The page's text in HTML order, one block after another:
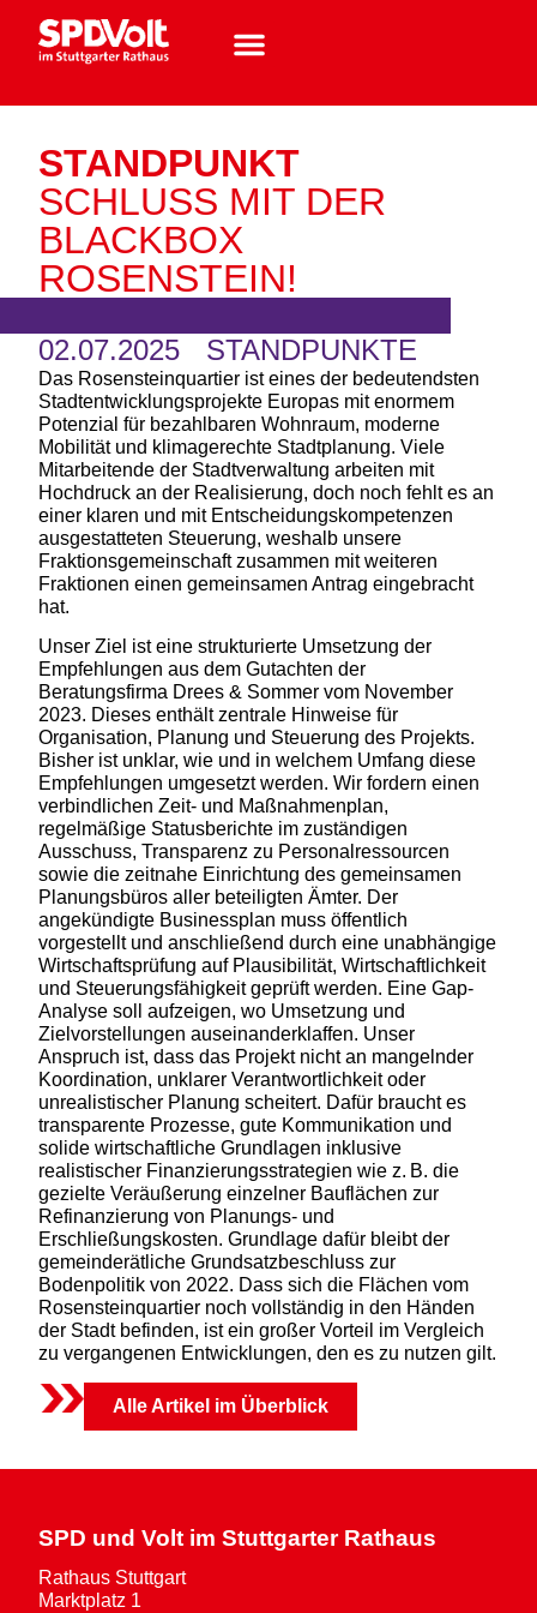
STANDPUNKT
SCHLUSS MIT DER
BLACKBOX
ROSENSTEIN!
02.07.2025 STANDPUNKTE
Das Rosensteinquartier ist eines der bedeutendsten
Stadtentwicklungsprojekte Europas mit enormem
Potenzial für bezahlbaren Wohnraum, moderne
Mobilität und klimagerechte Stadtplanung. Viele
Mitarbeitende der Stadtverwaltung arbeiten mit
Hochdruck an der Realisierung, doch noch fehlt es an
einer klaren und mit Entscheidungskompetenzen
ausgestatteten Steuerung, weshalb unsere
Fraktionsgemeinschaft zusammen mit weiteren
Fraktionen einen gemeinsamen Antrag eingebracht
hat.
Unser Ziel ist eine strukturierte Umsetzung der
Empfehlungen aus dem Gutachten der
Beratungsfirma Drees & Sommer vom November
2023. Dieses enthält zentrale Hinweise für
Organisation, Planung und Steuerung des Projekts.
Bisher ist unklar, wie und in welchem Umfang diese
Empfehlungen umgesetzt werden. Wir fordern einen
verbindlichen Zeit- und Maßnahmenplan,
regelmäßige Statusberichte im zuständigen
Ausschuss, Transparenz zu Personalressourcen
sowie die zeitnahe Einrichtung des gemeinsamen
Planungsbüros aller beteiligten Ämter. Der
angekündigte Businessplan muss öffentlich
vorgestellt und anschließend durch eine unabhängige
Wirtschaftsprüfung auf Plausibilität, Wirtschaftlichkeit
und Steuerungsfähigkeit geprüft werden. Eine Gap-
Analyse soll aufzeigen, wo Umsetzung und
Zielvorstellungen auseinanderklaffen. Unser
Anspruch ist, dass das Projekt nicht an mangelnder
Koordination, unklarer Verantwortlichkeit oder
unrealistischer Planung scheitert. Dafür braucht es
transparente Prozesse, gute Kommunikation und
solide wirtschaftliche Grundlagen inklusive
realistischer Finanzierungsstrategien wie z. B. die
gezielte Veräußerung einzelner Bauflächen zur
Refinanzierung von Planungs- und
Erschließungskosten. Grundlage dafür bleibt der
gemeinderätliche Grundsatzbeschluss zur
Bodenpolitik von 2022. Dass sich die Flächen vom
Rosensteinquartier noch vollständig in den Händen
der Stadt befinden, ist ein großer Vorteil im Vergleich
zu vergangenen Entwicklungen, den es zu nutzen gilt.
Alle Artikel im Überblick
SPD und Volt im Stuttgarter Rathaus
Rathaus Stuttgart
Marktplatz 1